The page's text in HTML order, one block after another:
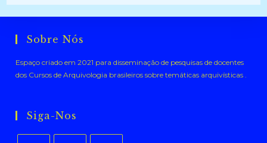
Sobre Nós
Espaço criado em 2021 para disseminação de pesquisas de docentes
dos Cursos de Arquivologia brasileiros sobre temáticas arquivísticas .
Siga-Nos